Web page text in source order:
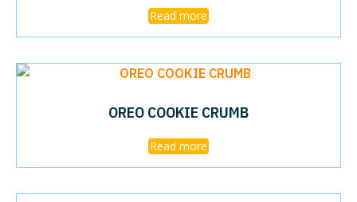
Read more
OREO COOKIE CRUMB
Read more